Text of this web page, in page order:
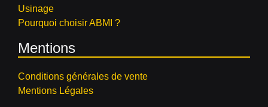
Usinage
Pourquoi choisir ABMI ?
Mentions
Conditions générales de vente
Mentions Légales